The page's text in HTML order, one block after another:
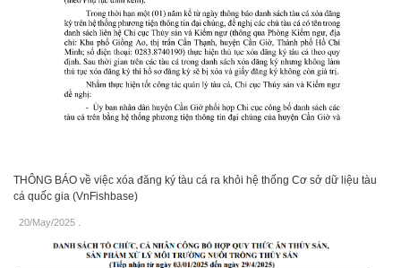
THÔNG BÁO về việc xóa đăng ký tàu cá ra khỏi hệ thống Cơ sở dữ liệu tàu
cá quốc gia (VnFishbase)
20/May/2025